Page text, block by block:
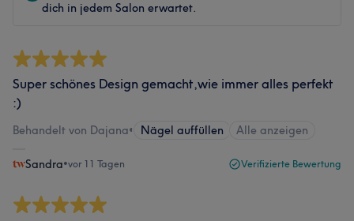
dich in jedem Salon erwartet.
Super schönes Design gemacht,wie immer alles perfekt
:)
Behandelt von Dajana• Nägel auffüllen Alle anzeigen
Sandra•vor 11 Tagen Verifizierte Bewertung